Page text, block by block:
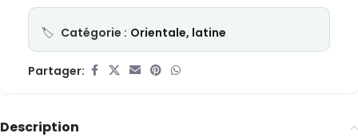
Catégorie : Orientale, latine
Partager:
Description